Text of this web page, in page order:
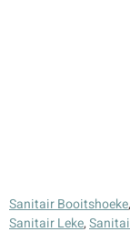
Sanitair Booitshoeke,
Sanitair Leke,